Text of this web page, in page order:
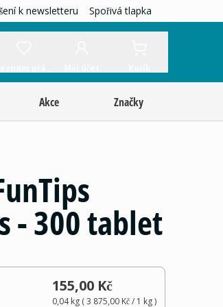
k newsletteru Spořivá tlapka
Akce Značky
- 300 tablet
155,00 Kč
0,04 kg(3 875,00 Kč/ 1 kg)